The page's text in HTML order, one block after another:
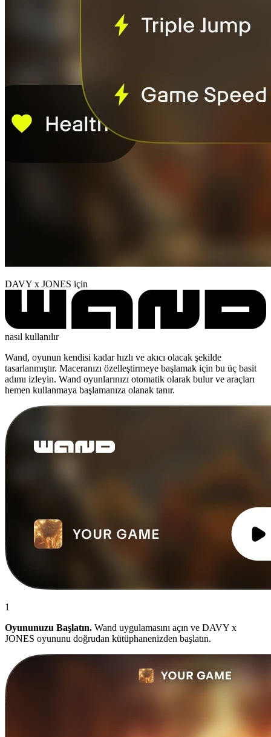
DAVY x JONES için
nasıl kullanılır
Wand, oyunun kendisi kadar hızlı ve akıcı olacak şekilde
tasarlanmıştır. Maceranızı özelleştirmeye başlamak için bu üç basit
adımı izleyin. Wand oyunlarınızı otomatik olarak bulur ve araçları
hemen kullanmaya başlamanıza olanak tanır.
1
Oyununuzu Başlatın. Wand uygulamasını açın ve DAVY x
JONES oyununu doğrudan kütüphanenizden başlatın.